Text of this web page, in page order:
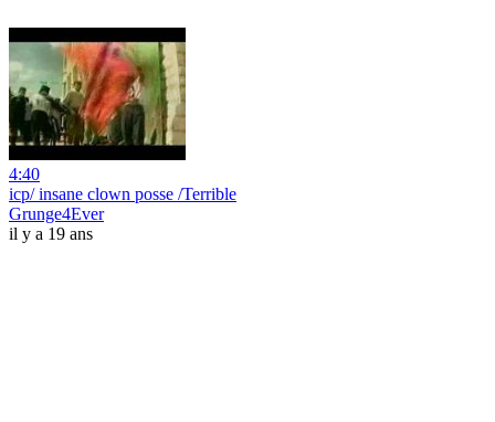
4:40
icp/ insane clown posse /Terrible
Grunge4Ever
il y a 19 ans